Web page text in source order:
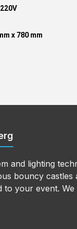
x 780 mm
and lighting
bouncy
to your event.